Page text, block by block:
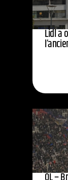
Lidl a